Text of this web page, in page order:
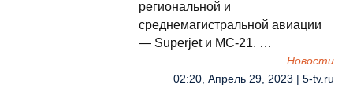
региональной и
среднемагистральной авиации
— Superjet и МС-21. …
Новости
02:20, Апрель 29, 2023 | 5-tv.ru